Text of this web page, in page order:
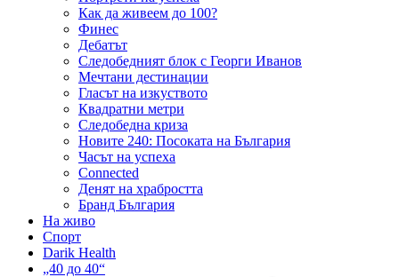
Как да живеем до 100?
Финес
Дебатът
Следобедният блок с Георги Иванов
Мечтани дестинации
Гласът на изкуството
Квадратни метри
Следобедна криза
Новите 240: Посоката на България
Часът на успеха
Connected
Денят на храбростта
Бранд България
На живо
Спорт
Darik Health
„40 до 40“